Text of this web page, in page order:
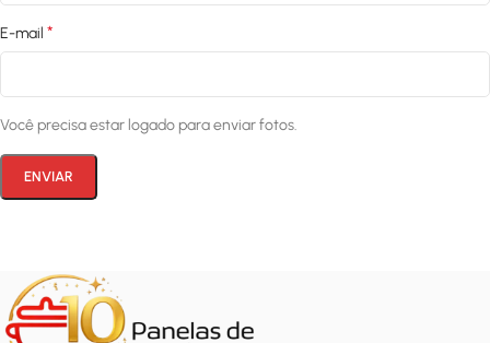
E-mail *
Você precisa estar logado para enviar fotos.